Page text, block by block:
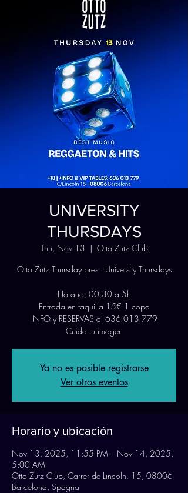
UNIVERSITY
THURSDAYS
Thu, Nov 13
  |
Otto Zutz Club
Otto Zutz Thursday pres . University Thursdays
Horario: 00:30 a 5h
Entrada en taquilla 15€ 1 copa
INFO y RESERVAS al 636 013 779
Cuida tu imagen
Ya no es posible registrarse
Ver otros eventos
Horario y ubicación
Nov 13, 2025, 11:55 PM – Nov 14, 2025,
5:00 AM
Otto Zutz Club, Carrer de Lincoln, 15, 08006
Barcelona, Spagna